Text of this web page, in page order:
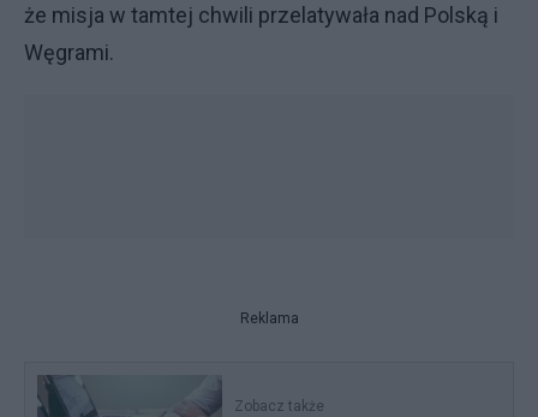
że misja w tamtej chwili przelatywała nad Polską i
Węgrami.
Reklama
Zobacz także